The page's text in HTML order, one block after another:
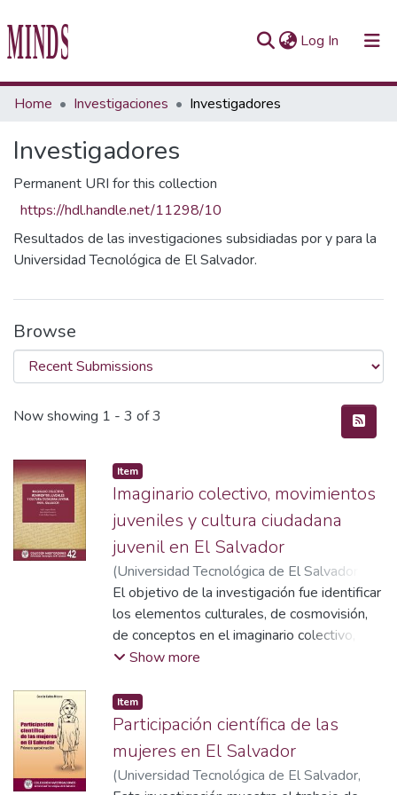
Log In (current)
Communities & Collections
Home Investigaciones Investigadores
Investigadores
Permanent URI for this collection
https://hdl.handle.net/11298/10
Resultados de las investigaciones subsidiadas por y para la
Universidad Tecnológica de El Salvador.
Browse
Recent Submissions
Now showing 1 - 3 of 3
Item
Imaginario colectivo, movimientos
juveniles y cultura ciudadana
juvenil en El Salvador
(Universidad Tecnológica de El Salvador
2015-03) Campos Morán, Saúl Enrique;
Navarrete Gálvez, Paola María;Osegueda
Osegueda, Carlos Felipe
El objetivo de la investigación fue identificar
los elementos culturales, de cosmovisión,
de conceptos en el imaginario colectivo,
actitudes y contextos educativos que
ciudadana de los jóvenes salvadoreños. La
investigación fue de tipo expostfacto, con
diseño transversal (Montero y León, 2007),
constituida del diagnóstico de una situación
ya existente a partir de una hipótesis dada,
Show more
Item
Participación científica de las
mujeres en El Salvador
(Universidad Tecnológica de El Salvador,